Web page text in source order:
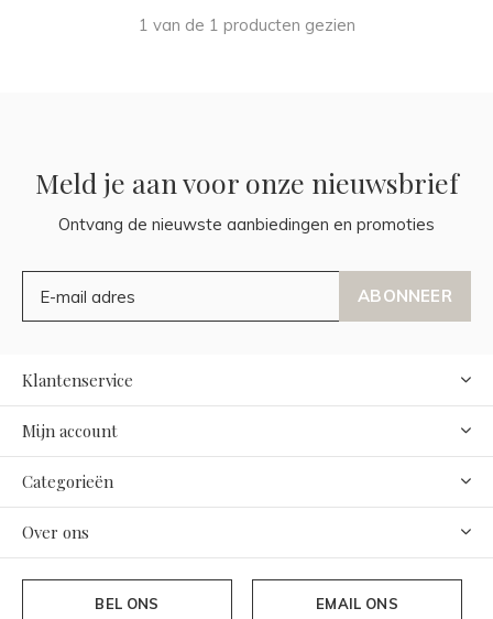
1 van de 1 producten gezien
Meld je aan voor onze nieuwsbrief
Ontvang de nieuwste aanbiedingen en promoties
ABONNEER
Klantenservice
Mijn account
Categorieën
Over ons
BEL ONS EMAIL ONS